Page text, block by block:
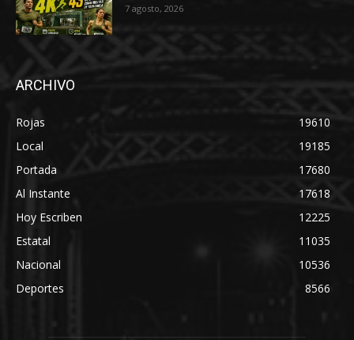
7 agosto, 2026
ARCHIVO
Rojas
19610
Local
19185
Portada
17680
Al Instante
17618
Hoy Escriben
12225
Estatal
11035
Nacional
10536
Deportes
8566